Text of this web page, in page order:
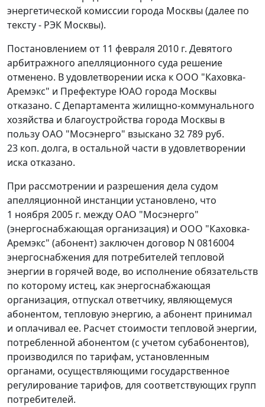
энергетической комиссии города Москвы (далее по
тексту - РЭК Москвы).
Постановлением от 11 февраля 2010 г. Девятого
арбитражного апелляционного суда решение
отменено. В удовлетворении иска к ООО "Каховка-
Аремэкс" и Префектуре ЮАО города Москвы
отказано. С Департамента жилищно-коммунального
хозяйства и благоустройства города Москвы в
пользу ОАО "Мосэнерго" взыскано 32 789 руб.
23 коп. долга, в остальной части в удовлетворении
иска отказано.
При рассмотрении и разрешения дела судом
апелляционной инстанции установлено, что
1 ноября 2005 г. между ОАО "Мосэнерго"
(энергоснабжающая организация) и ООО "Каховка-
Аремэкс" (абонент) заключен договор N 0816004
энергоснабжения для потребителей тепловой
энергии в горячей воде, во исполнение обязательств
по которому истец, как энергоснабжающая
организация, отпускал ответчику, являющемуся
абонентом, тепловую энергию, а абонент принимал
и оплачивал ее. Расчет стоимости тепловой энергии,
потребленной абонентом (с учетом субабонентов),
производился по тарифам, установленным
органами, осуществляющими государственное
регулирование тарифов, для соответствующих групп
потребителей.